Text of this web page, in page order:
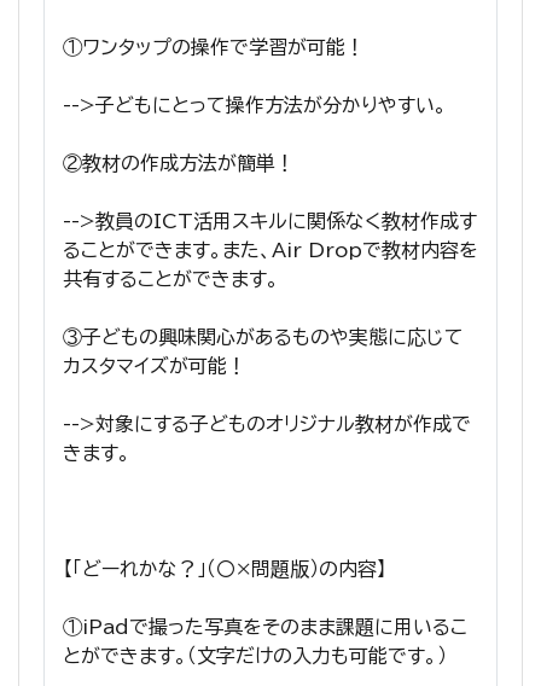
①ワンタップの操作で学習が可能！
-->子どもにとって操作方法が分かりやすい。
②教材の作成方法が簡単！
-->教員のICT活用スキルに関係なく教材作成す
ることができます。また、Air Dropで教材内容を
共有することができます。
③子どもの興味関心があるものや実態に応じて
カスタマイズが可能！
-->対象にする子どものオリジナル教材が作成で
きます。
【「どーれかな？」（〇×問題版）の内容】
①iPadで撮った写真をそのまま課題に用いるこ
とができます。（文字だけの入力も可能です。）